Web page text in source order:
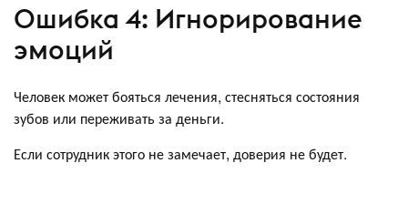
Ошибка 4: Игнорирование
эмоций
Человек может бояться лечения, стесняться состояния
зубов или переживать за деньги.
Если сотрудник этого не замечает, доверия не будет.